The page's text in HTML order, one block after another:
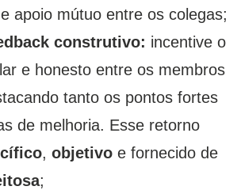
apoio mútuo entre os colegas;
construtivo: incentive o
e honesto entre os membros
tanto os pontos fortes
de melhoria. Esse retorno
, objetivo e fornecido de
;